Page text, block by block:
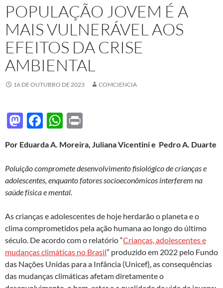
POPULAÇÃO JOVEM É A
MAIS VULNERÁVEL AOS
EFEITOS DA CRISE
AMBIENTAL
16 DE OUTUBRO DE 2023 COMCIENCIA
M
to
d
o
n
F
e
b
o
o
k
W
at
s
A
p
p
nt
Por Eduarda A. Moreira, Juliana Vicentini e Pedro A. Duarte
Poluição compromete desenvolvimento fisiológico de crianças e
adolescentes, enquanto fatores socioeconômicos interferem na
saúde física e mental.
As crianças e adolescentes de hoje herdarão o planeta e o
clima comprometidos pela ação humana ao longo do último
século. De acordo com o relatório “Crianças, adolescentes e
mudanças climáticas no Brasil” produzido em 2022 pelo Fundo
das Nações Unidas para a Infância (Unicef), as consequências
das mudanças climáticas afetam diretamente o